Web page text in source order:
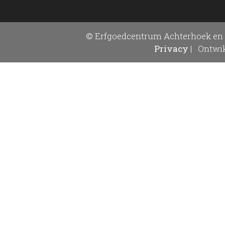
© Erfgoedcentrum Achterhoek en
Privacy |